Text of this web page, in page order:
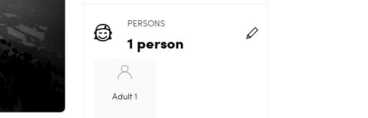
PERSONS
1 person
Adult 1